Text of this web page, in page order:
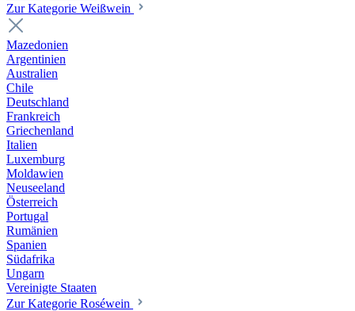
Zur Kategorie Weißwein
Mazedonien
Argentinien
Australien
Chile
Deutschland
Frankreich
Griechenland
Italien
Luxemburg
Moldawien
Neuseeland
Österreich
Portugal
Rumänien
Spanien
Südafrika
Ungarn
Vereinigte Staaten
Zur Kategorie Roséwein